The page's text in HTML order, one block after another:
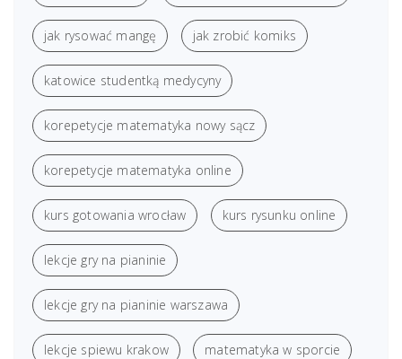
jak rysować mangę jak zrobić komiks
katowice studentką medycyny
korepetycje matematyka nowy sącz
korepetycje matematyka online
kurs gotowania wrocław kurs rysunku online
lekcje gry na pianinie
lekcje gry na pianinie warszawa
lekcje spiewu krakow matematyka w sporcie